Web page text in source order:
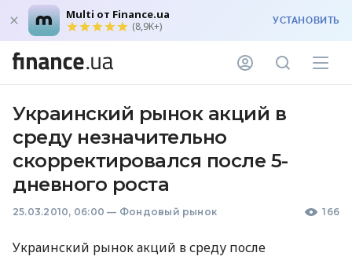
Multi от Finance.ua
(8,9K+) УСТАНОВИТЬ
Украинский рынок акций в
среду незначительно
скорректировался после 5-
дневного роста
25.03.2010, 06:00 — Фондовый рынок 166
Украинский рынок акций в среду после